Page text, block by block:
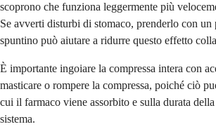
scoprono che funziona leggermente più
Se avverti disturbi di stomaco, prenderlo con un
spuntino può aiutare a ridurre questo effetto
È importante ingoiare la compressa intera con
masticare o rompere la compressa, poiché ciò
cui il farmaco viene assorbito e sulla durata
sistema.